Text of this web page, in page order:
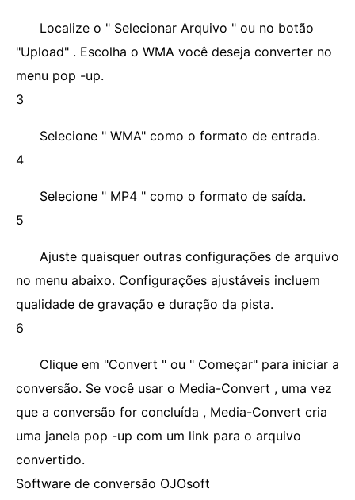
Localize o " Selecionar Arquivo " ou no botão
"Upload" . Escolha o WMA você deseja converter no
menu pop -up.
3
Selecione " WMA" como o formato de entrada.
4
Selecione " MP4 " como o formato de saída.
5
Ajuste quaisquer outras configurações de arquivo
no menu abaixo. Configurações ajustáveis ​​incluem
qualidade de gravação e duração da pista.
6
Clique em "Convert " ou " Começar" para iniciar a
conversão. Se você usar o Media-Convert , uma vez
que a conversão for concluída , Media-Convert cria
uma janela pop -up com um link para o arquivo
convertido.
Software de conversão OJOsoft